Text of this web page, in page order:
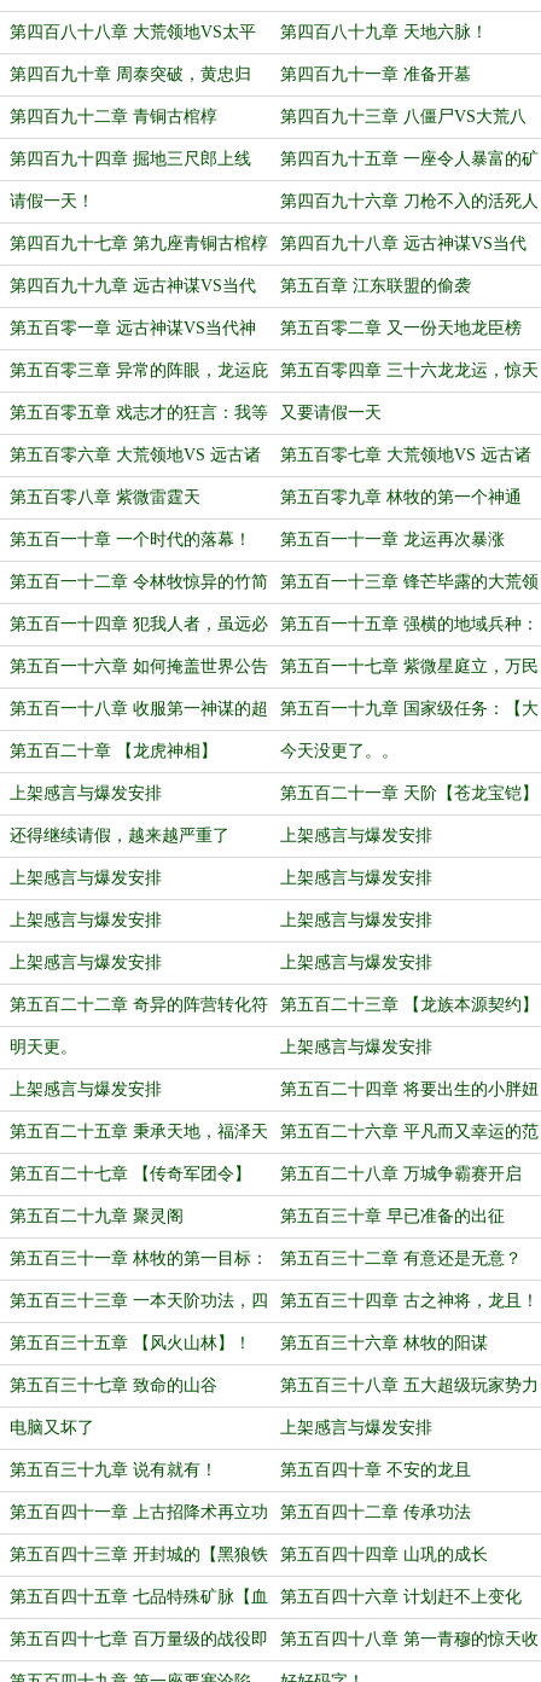
出现
第四百八十八章 大荒领地VS太平
道
第四百八十九章 天地六脉！
第四百九十章 周泰突破，黄忠归
来！
第四百九十一章 准备开墓
第四百九十二章 青铜古棺椁 第四百九十三章 八僵尸VS大荒八
虎将！
第四百九十四章 掘地三尺郎上线 第四百九十五章 一座令人暴富的矿
脉
请假一天！ 第四百九十六章 刀枪不入的活死人
第四百九十七章 第九座青铜古棺椁 第四百九十八章 远古神谋VS当代
神谋（上）
第四百九十九章 远古神谋VS当代
神谋（中）
第五百章 江东联盟的偷袭
第五百零一章 远古神谋VS当代神
谋（下）
第五百零二章 又一份天地龙臣榜
第五百零三章 异常的阵眼，龙运庇
护！
第五百零四章 三十六龙龙运，惊天
的积累！
第五百零五章 戏志才的狂言：我等
为棋手！
又要请假一天
第五百零六章 大荒领地VS 远古诸
侯势力（上）
第五百零七章 大荒领地VS 远古诸
侯势力（下）
第五百零八章 紫微雷霆天 第五百零九章 林牧的第一个神通
第五百一十章 一个时代的落幕！ 第五百一十一章 龙运再次暴涨
第五百一十二章 令林牧惊异的竹简 第五百一十三章 锋芒毕露的大荒领
地
第五百一十四章 犯我人者，虽远必
诛！
第五百一十五章 强横的地域兵种：
江东子弟兵！
第五百一十六章 如何掩盖世界公告 第五百一十七章 紫微星庭立，万民
气运聚！
第五百一十八章 收服第一神谋的超
级奖励
第五百一十九章 国家级任务：【大
荒神话榜】
第五百二十章 【龙虎神相】 今天没更了。。
上架感言与爆发安排 第五百二十一章 天阶【苍龙宝铠】
还得继续请假，越来越严重了 上架感言与爆发安排
上架感言与爆发安排 上架感言与爆发安排
上架感言与爆发安排 上架感言与爆发安排
上架感言与爆发安排 上架感言与爆发安排
第五百二十二章 奇异的阵营转化符 第五百二十三章 【龙族本源契约】
明天更。 上架感言与爆发安排
上架感言与爆发安排 第五百二十四章 将要出生的小胖妞
第五百二十五章 秉承天地，福泽天
下！
第五百二十六章 平凡而又幸运的范
顺
第五百二十七章 【传奇军团令】 第五百二十八章 万城争霸赛开启
第五百二十九章 聚灵阁 第五百三十章 早已准备的出征
第五百三十一章 林牧的第一目标：
【奎尊之血】！
第五百三十二章 有意还是无意？
第五百三十三章 一本天阶功法，四
本玄阶功法！
第五百三十四章 古之神将，龙且！
第五百三十五章 【风火山林】！ 第五百三十六章 林牧的阳谋
第五百三十七章 致命的山谷 第五百三十八章 五大超级玩家势力
的联合！
电脑又坏了 上架感言与爆发安排
第五百三十九章 说有就有！ 第五百四十章 不安的龙且
第五百四十一章 上古招降术再立功 第五百四十二章 传承功法
第五百四十三章 开封城的【黑狼铁
骑】
第五百四十四章 山巩的成长
第五百四十五章 七品特殊矿脉【血
灵矿石】
第五百四十六章 计划赶不上变化
第五百四十七章 百万量级的战役即 第五百四十八章 第一青穆的惊天收